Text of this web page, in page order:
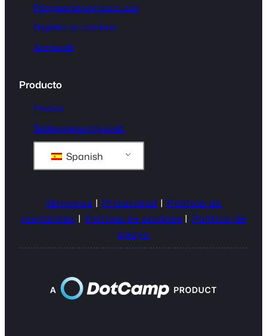
Póngase en contacto con
Registro de cambios
Acerca de
Producto
Precios
Tables preconfigurado
Spanish
Términos | Privacidad | Política de
reembolso | Política de cookies | Política de
apoyo